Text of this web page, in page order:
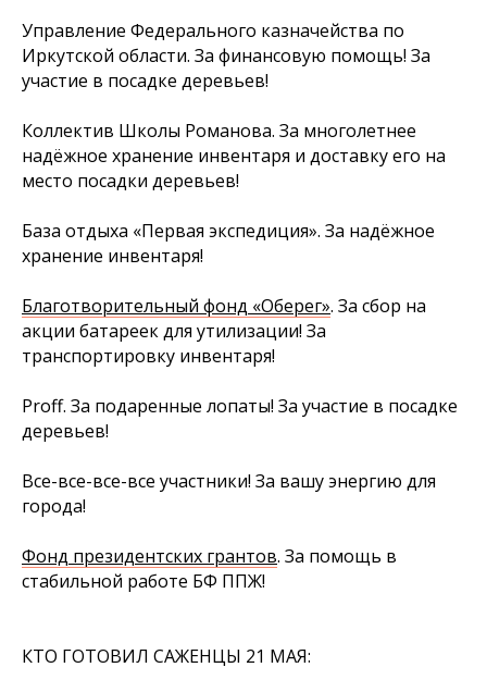
Управление Федерального казначейства по
Иркутской области. За финансовую помощь! За
участие в посадке деревьев!
Коллектив Школы Романова. За многолетнее
надёжное хранение инвентаря и доставку его на
место посадки деревьев!
База отдыха «Первая экспедиция». За надёжное
хранение инвентаря!
Благотворительный фонд «Оберег». За сбор на
акции батареек для утилизации! За
транспортировку инвентаря!
Proff. За подаренные лопаты! За участие в посадке
деревьев!
Все-все-все-все участники! За вашу энергию для
города!
Фонд президентских грантов. За помощь в
стабильной работе БФ ППЖ!
КТО ГОТОВИЛ САЖЕНЦЫ 21 МАЯ: